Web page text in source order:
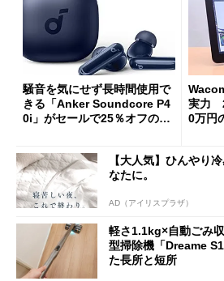
騒音を気にせず長時間使用で
きる「Anker Soundcore P4
0i」がセールで25％オフの59
実力
0万円
【大人気】ひんやり
なたに。
AD（アイリスプラザ）
軽さ1.1kg×自動ごみ
型掃除機「Dreame
た長所と短所